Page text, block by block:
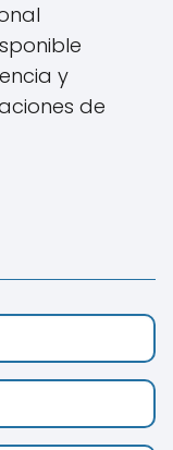
y
de